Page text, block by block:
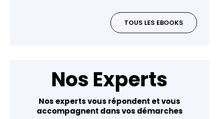
TOUS LES EBOOKS
Nos Experts
Nos experts vous répondent et vous
accompagnent dans vos démarches